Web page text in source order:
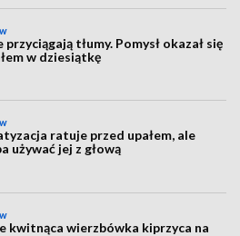
przyciągają tłumy. Pomysł okazał się
w dziesiątkę
ratuje przed upałem, ale
używać jej z głową
kwitnąca wierzbówka kiprzyca na